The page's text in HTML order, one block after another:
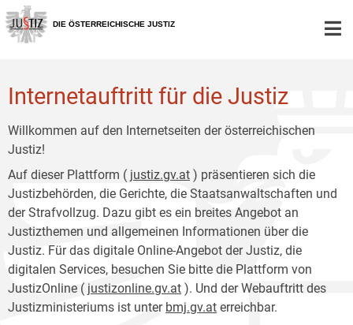
Zur
Hauptnavigation
[1]
Zum
Inhalt
[2]
DIE ÖSTERREICHISCHE JUSTIZ
Internetauftritt für die Justiz
Willkommen auf den Internetseiten der österreichischen
Justiz!
Auf dieser Plattform ( justiz.gv.at ) präsentieren sich die
Justizbehörden, die Gerichte, die Staatsanwaltschaften und
der Strafvollzug. Dazu gibt es ein breites Angebot an
Justizthemen und allgemeinen Informationen über die
Justiz. Für das digitale Online-Angebot der Justiz, die
digitalen Services, besuchen Sie bitte die Plattform von
JustizOnline ( justizonline.gv.at ). Und der Webauftritt des
Justizministeriums ist unter bmj.gv.at erreichbar.